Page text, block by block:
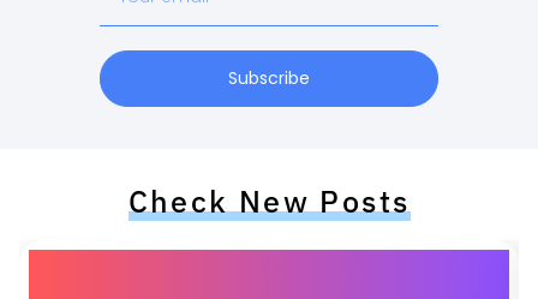
email
Subscribe
Check New Posts